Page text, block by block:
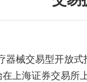
械交易型开放式
上海证券交易所